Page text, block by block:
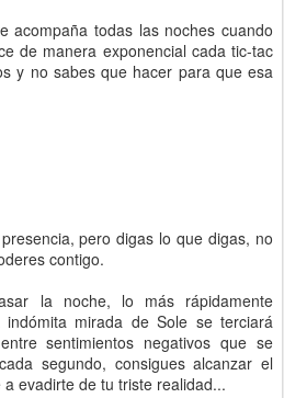
acompaña todas las noches cuando
de manera exponencial cada tic-tac
y no sabes que hacer para que esa
pero digas lo que digas, no
contigo.
la noche, lo más rápidamente
mirada de Sole se terciará
sentimientos negativos que se
segundo, consigues alcanzar el
evadirte de tu triste realidad...